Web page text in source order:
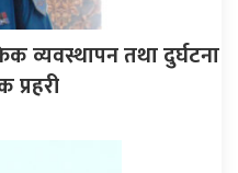
व्यवस्थापन तथा दुर्घटना
प्रहरी